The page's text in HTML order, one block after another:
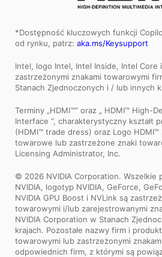
*Dostępność kluczowych funkcji
od rynku, patrz: aka.ms/Keysupport
Intel, logo Intel, Intel Inside, Intel Core
zastrzeżonymi znakami towarowymi
Stanach Zjednoczonych i / lub innych
Terminy „HDMI™” oraz „ HDMI™ High-
Interface ”, charakterystyczny kształt
(HDMI™ trade dress) oraz Logo HDMI™
towarowe lub zastrzeżone znaki
Licensing Administrator, Inc.
© 2026 NVIDIA Corporation. Wszelkie
NVIDIA, logotyp NVIDIA, GeForce,
NVIDIA GPU Boost i NVLink są
towarowymi i/lub zarejestrowanymi
NVIDIA Corporation w Stanach
krajach. Pozostałe nazwy firm i
towarowymi lub zastrzeżonymi
odpowiednich firm, z którymi są